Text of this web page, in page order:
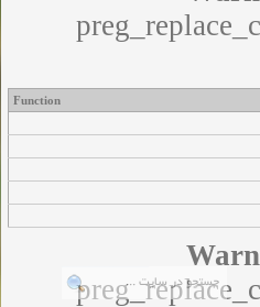
Function